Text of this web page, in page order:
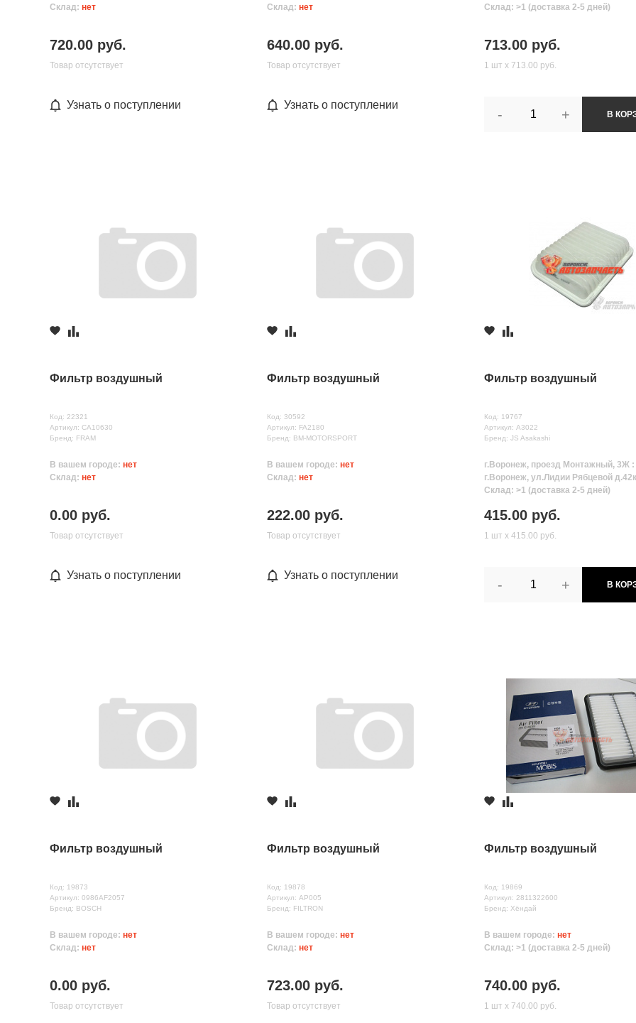
Склад: нет
720.00 руб.
Товар отсутствует
Узнать о поступлении
Склад:нет
640.00 руб.
Товар отсутствует
Узнать о поступлении
Склад: >1 (доставка 2-5 дней)
713.00 руб.
1 шт х 713.00 руб.
- + В
Фильтр воздушный
Код: 22321
Артикул: CA10630
Бренд: FRAM
В вашем городе: нет
Склад: нет
0.00 руб.
Товар отсутствует
Узнать о поступлении
Фильтр воздушный
Код: 30592
Артикул: FA2180
Бренд: ВМ-MOTORSPORT
В вашем городе:нет
Склад:нет
222.00 руб.
Товар отсутствует
Узнать о поступлении
Фильтр воздушный
Код: 19767
Артикул: A3022
Бренд: JS Asakashi
г.Воронеж, проезд Монтажный, 3Ж
г.Воронеж, ул.Лидии Рябцевой
Склад: >1 (доставка 2-5 дней)
415.00 руб.
1 шт х 415.00 руб.
- + В
Фильтр воздушный
Код: 19873
Артикул: 0986AF2057
Бренд: BOSCH
В вашем городе: нет
Склад: нет
0.00 руб.
Товар отсутствует
Фильтр воздушный
Код: 19878
Артикул: AP005
Бренд: FILTRON
В вашем городе:нет
Склад:нет
723.00 руб.
Товар отсутствует
Фильтр воздушный
Код: 19869
Артикул: 2811322600
Бренд: Хёндай
В вашем городе:нет
Склад: >1 (доставка 2-5 дней)
740.00 руб.
1 шт х 740.00 руб.